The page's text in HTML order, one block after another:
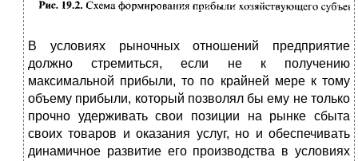
В условиях рыночных отношений предприятие
должно стремиться, если не к получению
максимальной прибыли, то по крайней мере к тому
объему прибыли, который позволял бы ему не только
прочно удерживать свои позиции на рынке сбыта
своих товаров и оказания услуг, но и обеспечивать
динамичное развитие его производства в условиях